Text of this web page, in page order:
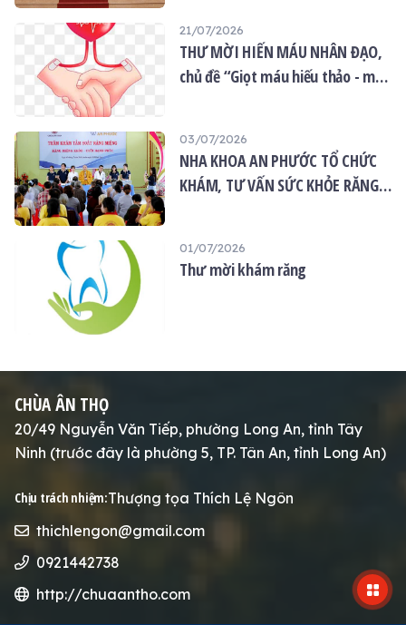
21/07/2026
THƯ MỜI HIẾN MÁU NHÂN ĐẠO,
chủ đề “Giọt máu hiếu thảo - mùa
03/07/2026
NHA KHOA AN PHƯỚC TỔ CHỨC
KHÁM, TƯ VẤN SỨC KHỎE RĂNG
01/07/2026
Thư mời khám răng
CHÙA ÂN THỌ
20/49 Nguyễn Văn Tiếp, phường Long An, tỉnh Tây
Ninh (trước đây là phường 5, TP. Tân An, tỉnh Long An)
Chịu trách nhiệm:Thượng tọa Thích Lệ Ngôn
thichlengon@gmail.com
0921442738
http://chuaantho.com